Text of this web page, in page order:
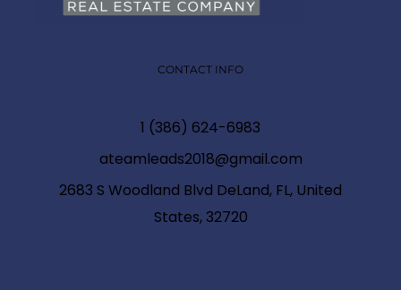
CONTACT INFO
1 (386) 624-6983
ateamleads2018@gmail.com
2683 S Woodland Blvd DeLand, FL, United
States, 32720